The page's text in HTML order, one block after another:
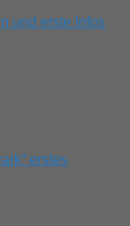
und erste Infos
erstes